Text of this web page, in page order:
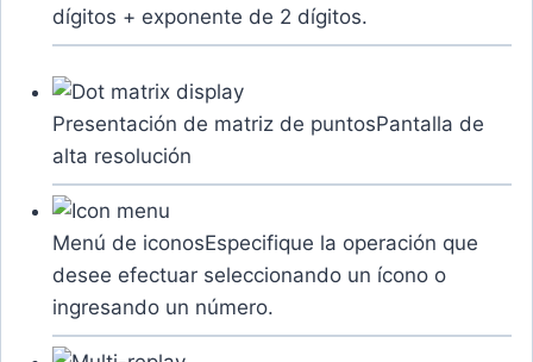
dígitos + exponente de 2 dígitos.
Presentación de matriz de puntosPantalla de
alta resolución
Menú de iconosEspecifique la operación que
desee efectuar seleccionando un ícono o
ingresando un número.